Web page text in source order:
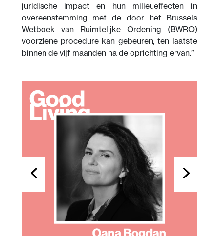
juridische impact en hun milieueffecten in
overeenstemming met de door het Brussels
Wetboek van Ruimtelijke Ordening (BWRO)
voorziene procedure kan gebeuren, ten laatste
binnen de vijf maanden na de oprichting ervan.”